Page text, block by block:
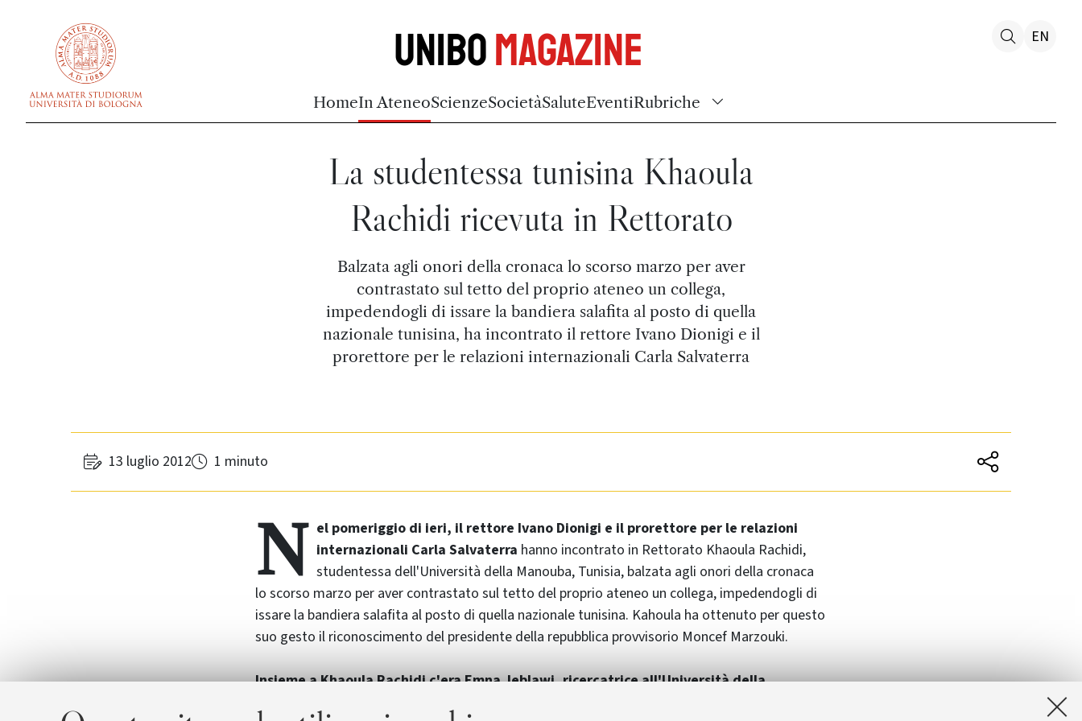
UniboMagazine
HomeIn AteneoScienzeSocietàSaluteEventiRubriche
EN
La studentessa tunisina Khaoula
Rachidi ricevuta in Rettorato
Balzata agli onori della cronaca lo scorso marzo per aver
contrastato sul tetto del proprio ateneo un collega,
impedendogli di issare la bandiera salafita al posto di quella
nazionale tunisina, ha incontrato il rettore Ivano Dionigi e il
prorettore per le relazioni internazionali Carla Salvaterra
13 luglio 2012 1 minuto
N el pomeriggio di ieri, il rettore Ivano Dionigi e il prorettore per le relazioni
internazionali Carla Salvaterra hanno incontrato in Rettorato Khaoula Rachidi,
studentessa dell'Università della Manouba, Tunisia, balzata agli onori della cronaca
lo scorso marzo per aver contrastato sul tetto del proprio ateneo un collega, impedendogli di
issare la bandiera salafita al posto di quella nazionale tunisina. Kahoula ha ottenuto per questo
suo gesto il riconoscimento del presidente della repubblica provvisorio Moncef Marzouki.
Insieme a Khaoula Rachidi c'era Emna Jeblawi, ricercatrice all'Università della